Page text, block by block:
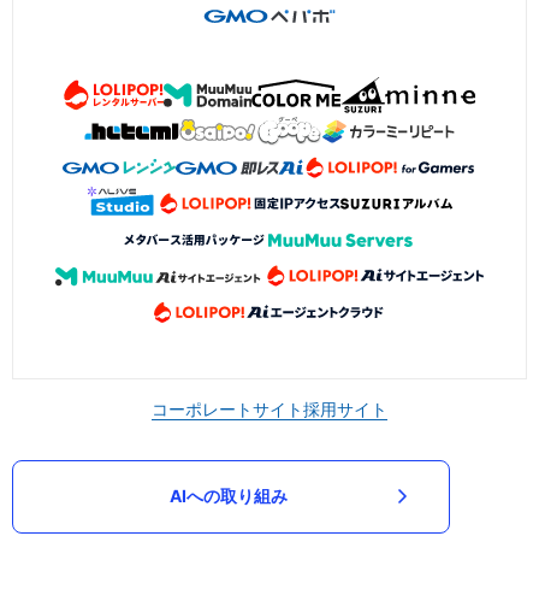
コーポレートサイト採用サイト
AIへの取り組み